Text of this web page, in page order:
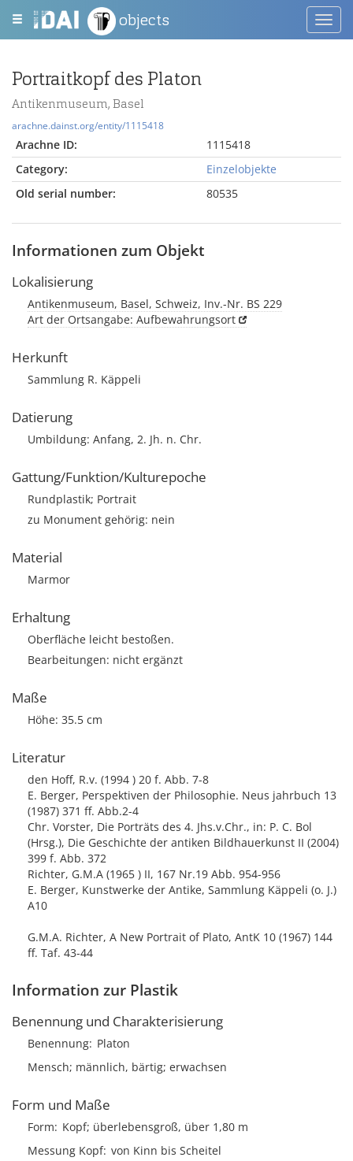
objects
Portraitkopf des Platon
Antikenmuseum, Basel
arachne.dainst.org/entity/1115418
Arachne ID:
1115418
Category:
Einzelobjekte
Old serial number:
80535
Informationen zum Objekt
Lokalisierung
Antikenmuseum, Basel, Schweiz, Inv.-Nr. BS 229
Art der Ortsangabe: Aufbewahrungsort
Herkunft
Sammlung R. Käppeli
Datierung
Umbildung: Anfang, 2. Jh. n. Chr.
Gattung/Funktion/Kulturepoche
Rundplastik; Portrait
zu Monument gehörig: nein
Material
Marmor
Erhaltung
Oberfläche leicht bestoßen.
Bearbeitungen: nicht ergänzt
Maße
Höhe: 35.5 cm
Literatur
den Hoff, R.v. (1994 ) 20 f. Abb. 7-8
E. Berger, Perspektiven der Philosophie. Neus jahrbuch 13
(1987) 371 ff. Abb.2-4
Chr. Vorster, Die Porträts des 4. Jhs.v.Chr., in: P. C. Bol
(Hrsg.), Die Geschichte der antiken Bildhauerkunst II (2004)
399 f. Abb. 372
Richter, G.M.A (1965 ) II, 167 Nr.19 Abb. 954-956
E. Berger, Kunstwerke der Antike, Sammlung Käppeli (o. J.)
A10
G.M.A. Richter, A New Portrait of Plato, AntK 10 (1967) 144
ff. Taf. 43-44
Information zur Plastik
Benennung und Charakterisierung
Benennung Platon
Mensch; männlich, bärtig; erwachsen
Form und Maße
Form
Kopf; überlebensgroß, über 1,80 m
Messung Kopf von Kinn bis Scheitel